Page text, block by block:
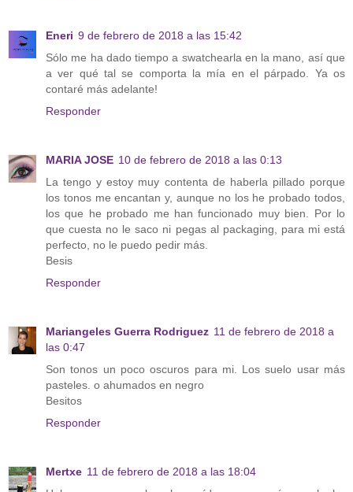
Eneri 9 de febrero de 2018 a las 15:42
Sólo me ha dado tiempo a swatchearla en la mano, así que
a ver qué tal se comporta la mía en el párpado. Ya os
contaré más adelante!
Responder
MARIA JOSE 10 de febrero de 2018 a las 0:13
La tengo y estoy muy contenta de haberla pillado porque
los tonos me encantan y, aunque no los he probado todos,
los que he probado me han funcionado muy bien. Por lo
que cuesta no le saco ni pegas al packaging, para mi está
perfecto, no le puedo pedir más.
Besis
Responder
Mariangeles Guerra Rodriguez 11 de febrero de 2018 a
las 0:47
Son tonos un poco oscuros para mi. Los suelo usar más
pasteles. o ahumados en negro
Besitos
Responder
Mertxe 11 de febrero de 2018 a las 18:04